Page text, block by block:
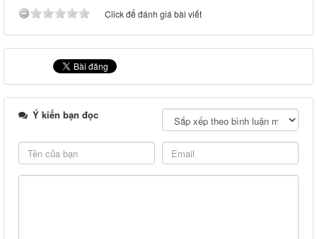
Click để đánh giá bài viết
Ý kiến bạn đọc